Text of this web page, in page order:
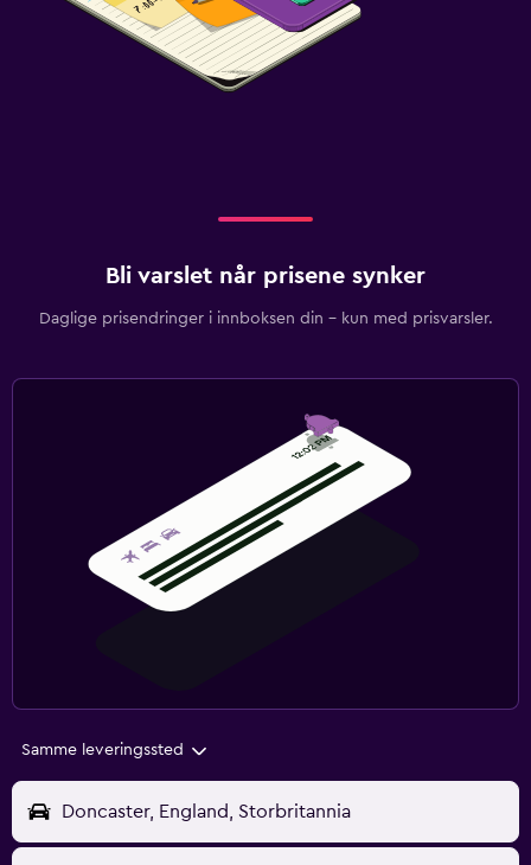
Bli varslet når prisene synker
Daglige prisendringer i innboksen din – kun med prisvarsler.
Samme leveringssted
Doncaster, England, Storbritannia